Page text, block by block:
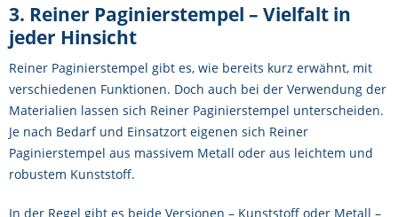
3. Reiner Paginierstempel – Vielfalt in
jeder Hinsicht
Reiner Paginierstempel gibt es, wie bereits kurz erwähnt, mit
verschiedenen Funktionen. Doch auch bei der Verwendung der
Materialien lassen sich Reiner Paginierstempel unterscheiden.
Je nach Bedarf und Einsatzort eigenen sich Reiner
Paginierstempel aus massivem Metall oder aus leichtem und
robustem Kunststoff.
In der Regel gibt es beide Versionen – Kunststoff oder Metall –